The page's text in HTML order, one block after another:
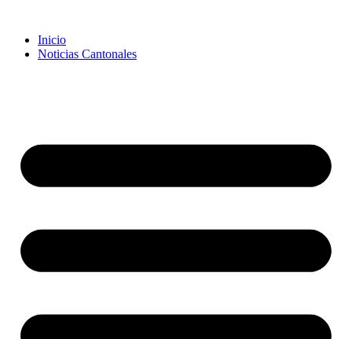
Inicio
Noticias Cantonales